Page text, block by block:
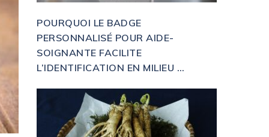
POURQUOI LE BADGE
PERSONNALISÉ POUR AIDE-
SOIGNANTE FACILITE
L’IDENTIFICATION EN MILIEU …